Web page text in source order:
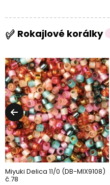
Rokajlové korálky
Miyuki Delica 11/0 (DB-MIX9108)
č.78